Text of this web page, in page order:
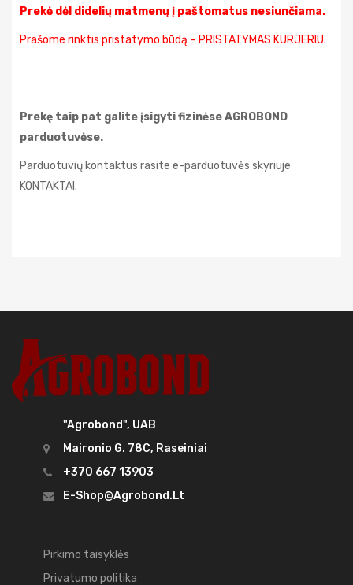
Prekė dėl didelių matmenų į paštomatus nesiunčiama.
Prašome rinktis pristatymo būdą – PRISTATYMAS KURJERIU.
Prekę taip pat galite įsigyti fizinėse AGROBOND
parduotuvėse.
Parduotuvių kontaktus rasite e-parduotuvės skyriuje
KONTAKTAI.
"Agrobond", UAB
Maironio G. 78C, Raseiniai
+370 667 13903
E-Shop@agrobond.lt
Pirkimo taisyklės
Privatumo politika